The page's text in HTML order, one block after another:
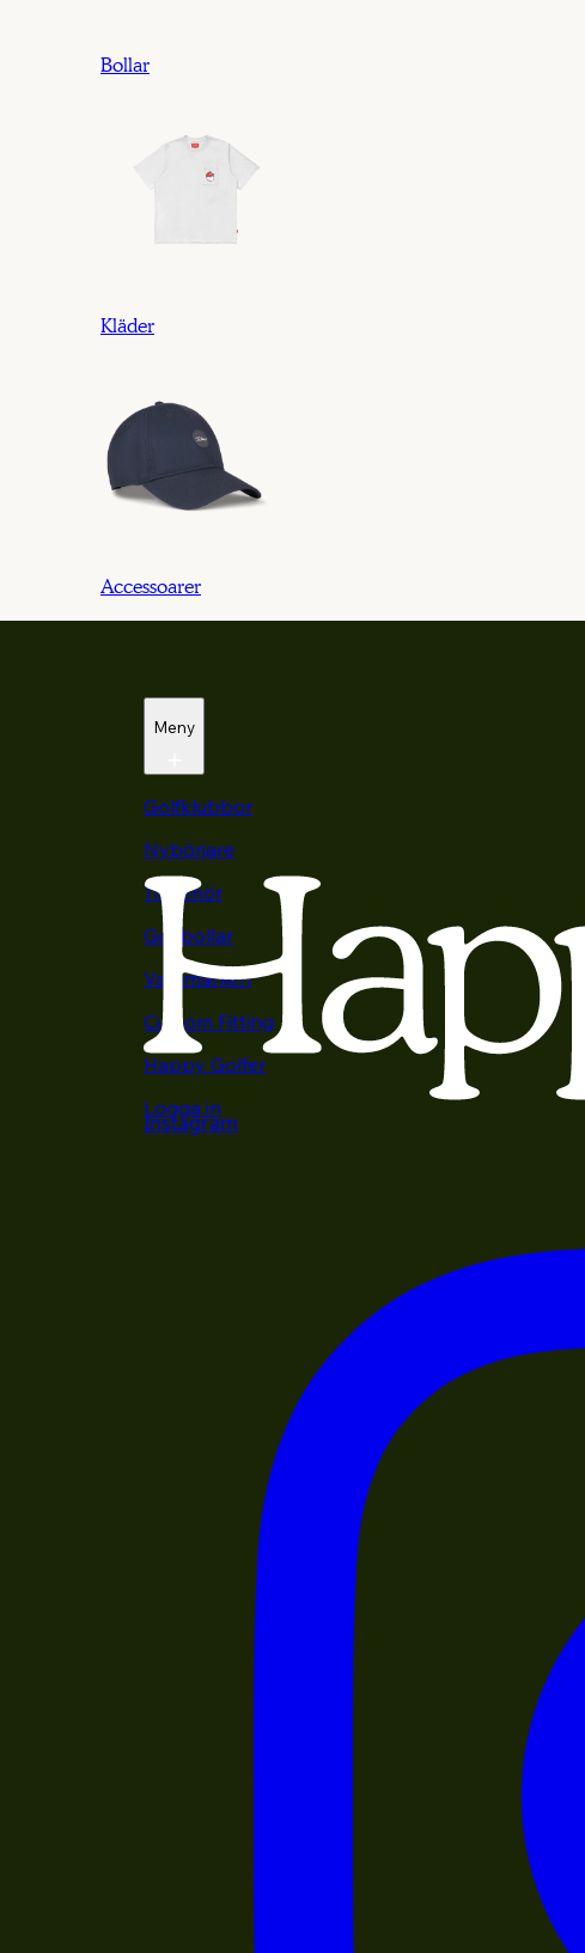
Bollar
Kläder
Accessoarer
Meny
Golfklubbor
Nybörjare
Tillbehör
Golfbollar
Varumärken
Custom Fitting
Happy Golfer
Logga in
Instagram